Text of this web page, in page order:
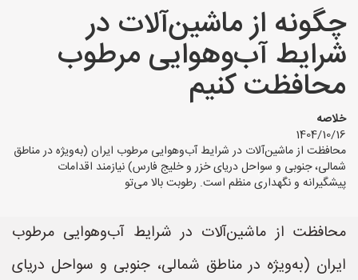
سایر گروه ها
ماشین آلات
چگونه از ماشین‌آلات در
شرایط آب‌وهوایی مرطوب
محافظت کنیم
خلاصه
1404/10/16
محافظت از ماشین‌آلات در شرایط آب‌وهوایی مرطوب ایران (به‌ویژه در مناطق
شمالی، جنوبی و سواحل دریای خزر و خلیج فارس) نیازمند اقدامات
پیشگیرانه و نگهداری منظم است. رطوبت بالا می‌تو
محافظت از ماشین‌آلات در شرایط آب‌وهوایی مرطوب
ایران (به‌ویژه در مناطق شمالی، جنوبی و سواحل دریای